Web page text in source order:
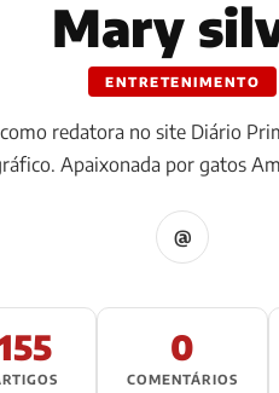
Mary
ENTRETENIMENTO
redatora no site Diário
Apaixonada por gatos
@
0
COMENTÁRIOS